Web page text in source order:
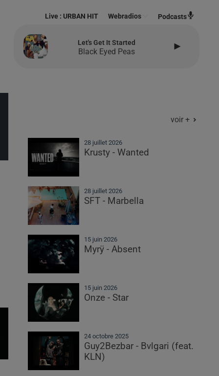
Live : URBAN HIT Webradios Podcasts
Let's Get It Started
Black Eyed Peas
voir +
28 juillet 2026
Krusty - Wanted
28 juillet 2026
SFT - Marbella
15 juin 2026
Myrÿ - Absent
15 juin 2026
Onze - Star
24 octobre 2025
Guy2Bezbar - Bvlgari (feat.
KLN)